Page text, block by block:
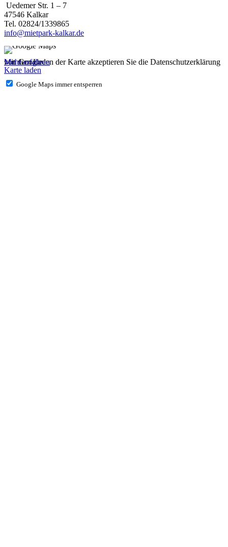
Uedemer Str. 1 – 7
47546 Kalkar
Tel. 02824/1339865
info@mietpark-kalkar.de
Mit dem Laden der Karte akzeptieren Sie die Datenschutzerklärung von Google.
Mehr erfahren
Karte laden
Google Maps immer entsperren